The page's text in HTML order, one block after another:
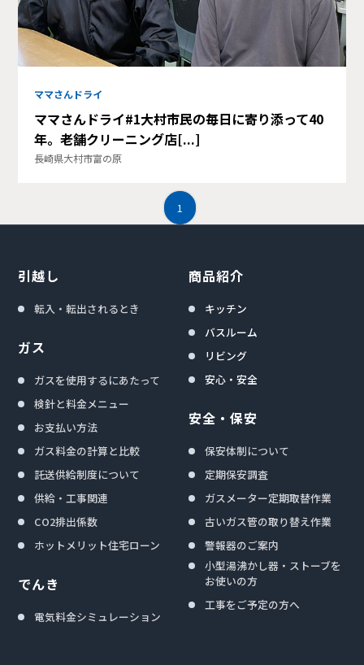
ママさんドライ
ママさんドライ#1大村市民の毎日に寄り添って40
年。老舗クリーニング店[...]
長崎県大村市富の原
1
引越し
転入・転出されるとき
ガス
ガスを使用するにあたって
検針と料金メニュー
お支払い方法
ガス料金の計算と比較
託送供給制度について
供給・工事関連
CO2排出係数
ホットメリット住宅ローン
でんき
電気料金シミュレーション
商品紹介
キッチン
バスルーム
リビング
安心・安全
安全・保安
保安体制について
定期保安調査
ガスメーター定期取替作業
古いガス管の取り替え作業
警報器のご案内
小型湯沸かし器・ストーブを
お使いの方
工事をご予定の方へ